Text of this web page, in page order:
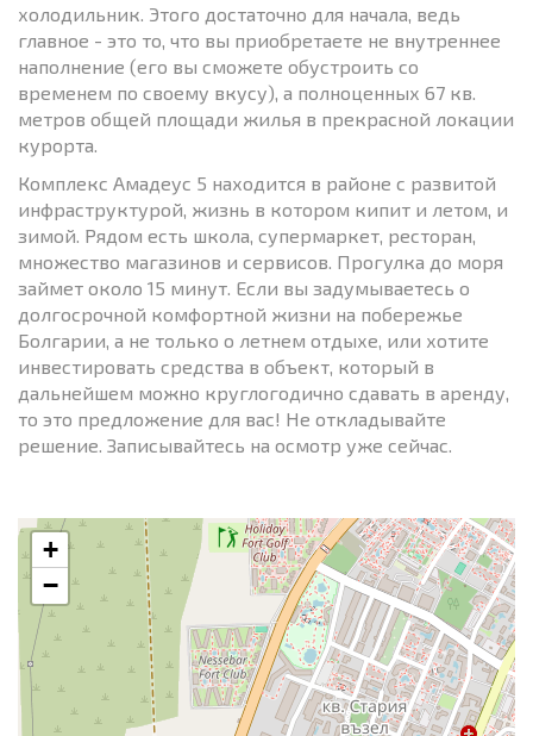
холодильник. Этого достаточно для начала, ведь
главное - это то, что вы приобретаете не внутреннее
наполнение (его вы сможете обустроить со
временем по своему вкусу), а полноценных 67 кв.
метров общей площади жилья в прекрасной локации
курорта.
Комплекс Амадеус 5 находится в районе с развитой
инфраструктурой, жизнь в котором кипит и летом, и
зимой. Рядом есть школа, супермаркет, ресторан,
множество магазинов и сервисов. Прогулка до моря
займет около 15 минут. Если вы задумываетесь о
долгосрочной комфортной жизни на побережье
Болгарии, а не только о летнем отдыхе, или хотите
инвестировать средства в объект, который в
дальнейшем можно круглогодично сдавать в аренду,
то это предложение для вас! Не откладывайте
решение. Записывайтесь на осмотр уже сейчас.
+
−